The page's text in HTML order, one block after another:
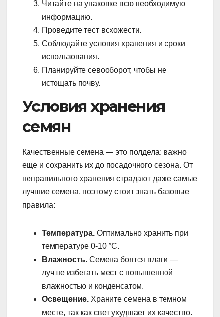
Читайте на упаковке всю необходимую
информацию.
Проведите тест всхожести.
Соблюдайте условия хранения и сроки
использования.
Планируйте севооборот, чтобы не
истощать почву.
Условия хранения
семян
Качественные семена — это полдела: важно
еще и сохранить их до посадочного сезона. От
неправильного хранения страдают даже самые
лучшие семена, поэтому стоит знать базовые
правила:
Температура. Оптимально хранить при
температуре 0-10 °C.
Влажность. Семена боятся влаги —
лучше избегать мест с повышенной
влажностью и конденсатом.
Освещение. Храните семена в темном
месте, так как свет ухудшает их качество.